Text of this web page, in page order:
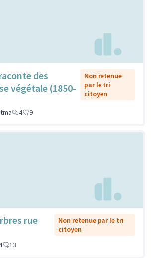
des
végétale (1850-
Non retenue
par le tri
citoyen
4 9
rue
Non retenue par le tri
citoyen
13